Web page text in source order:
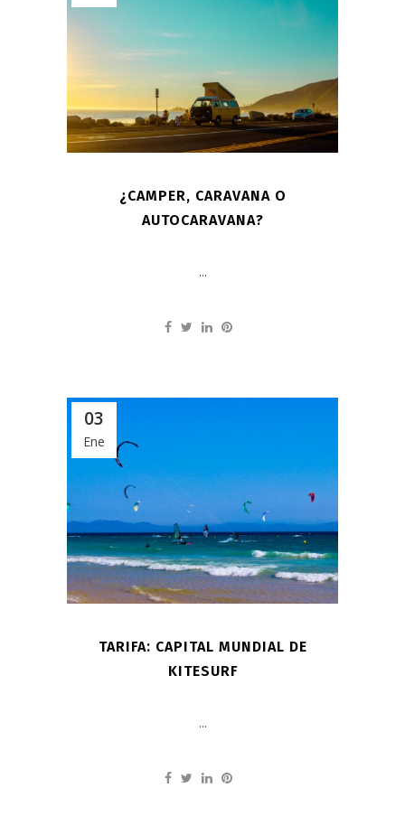
¿CAMPER, CARAVANA O
AUTOCARAVANA?
...
03
Ene
TARIFA: CAPITAL MUNDIAL DE
KITESURF
...